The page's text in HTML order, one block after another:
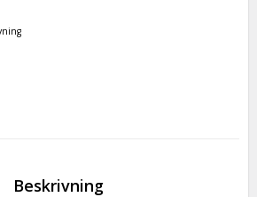
Beskrivning